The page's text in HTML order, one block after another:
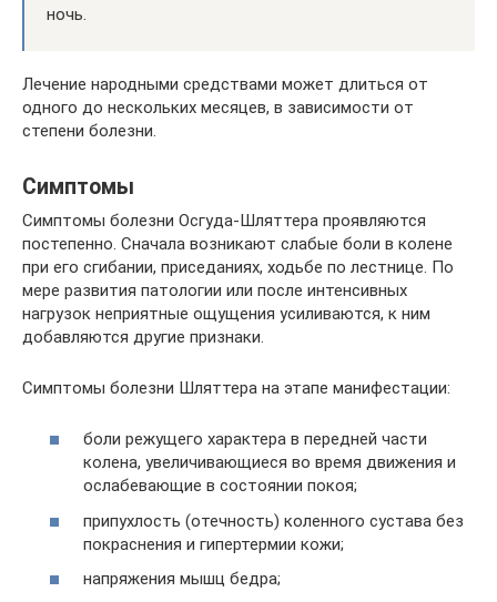
ночь.
Лечение народными средствами может длиться от
одного до нескольких месяцев, в зависимости от
степени болезни.
Симптомы
Симптомы болезни Осгуда-Шляттера проявляются
постепенно. Сначала возникают слабые боли в колене
при его сгибании, приседаниях, ходьбе по лестнице. По
мере развития патологии или после интенсивных
нагрузок неприятные ощущения усиливаются, к ним
добавляются другие признаки.
Симптомы болезни Шляттера на этапе манифестации:
боли режущего характера в передней части
колена, увеличивающиеся во время движения и
ослабевающие в состоянии покоя;
припухлость (отечность) коленного сустава без
покраснения и гипертермии кожи;
напряжения мышц бедра;